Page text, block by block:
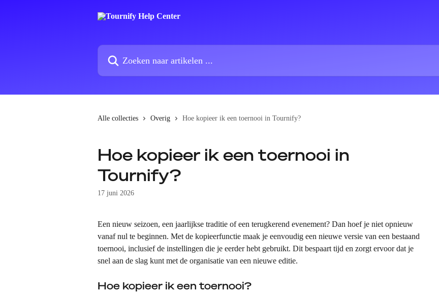
Zoeken naar artikelen ...
Alle collecties Overig Hoe kopieer ik een toernooi in Tournify?
Hoe kopieer ik een toernooi in
Tournify?
17 juni 2026
Een nieuw seizoen, een jaarlijkse traditie of een terugkerend evenement? Dan hoef je niet opnieuw
vanaf nul te beginnen. Met de kopieerfunctie maak je eenvoudig een nieuwe versie van een bestaand
toernooi, inclusief de instellingen die je eerder hebt gebruikt. Dit bespaart tijd en zorgt ervoor dat je
snel aan de slag kunt met de organisatie van een nieuwe editie.
Hoe kopieer ik een toernooi?